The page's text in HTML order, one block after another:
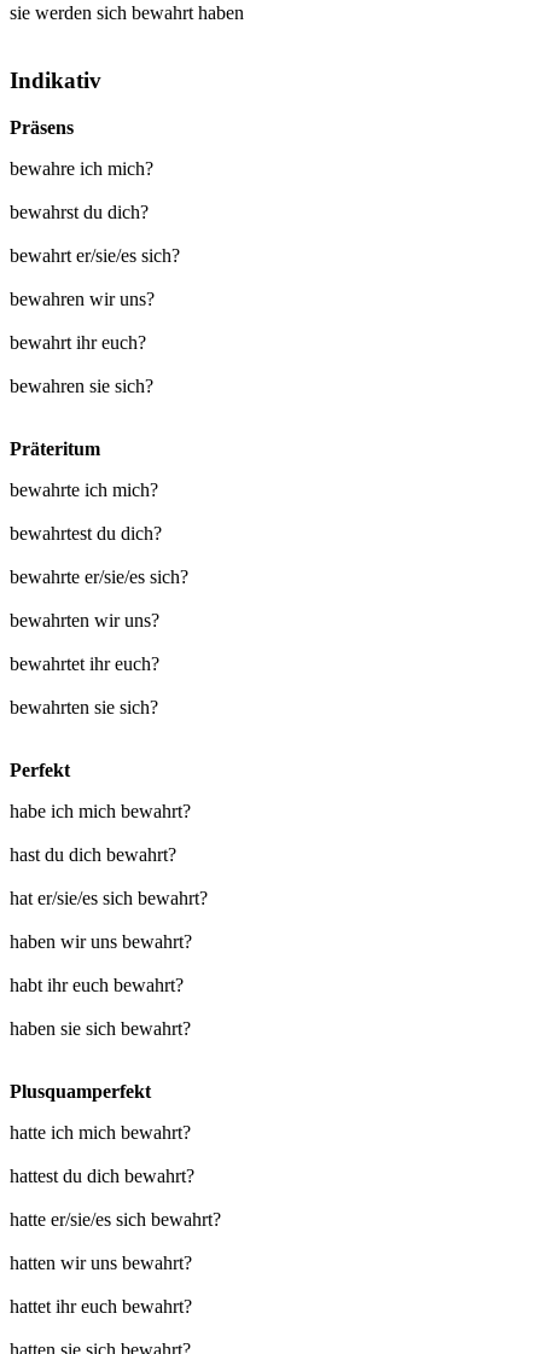
sie werden sich bewahrt haben
Indikativ
Präsens
bewahre ich mich?
bewahrst du dich?
bewahrt er/sie/es sich?
bewahren wir uns?
bewahrt ihr euch?
bewahren sie sich?
Präteritum
bewahrte ich mich?
bewahrtest du dich?
bewahrte er/sie/es sich?
bewahrten wir uns?
bewahrtet ihr euch?
bewahrten sie sich?
Perfekt
habe ich mich bewahrt?
hast du dich bewahrt?
hat er/sie/es sich bewahrt?
haben wir uns bewahrt?
habt ihr euch bewahrt?
haben sie sich bewahrt?
Plusquamperfekt
hatte ich mich bewahrt?
hattest du dich bewahrt?
hatte er/sie/es sich bewahrt?
hatten wir uns bewahrt?
hattet ihr euch bewahrt?
hatten sie sich bewahrt?